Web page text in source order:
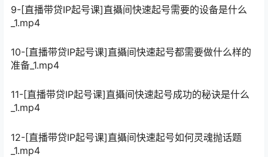
9-[直播带贷IP起号课]直攝间快速起号需要的设备是什么
_1.mp4
10-[直播带贷IP起号课]直攝间快速起号都需要做什么样的
准备_1.mp4
11-[直播带贷IP起号课]直攝间快速起号成功的秘诀是什么
_1.mp4
12-[直播带贷IP起号课]直攝间快速起号如何灵魂抛话题
_1.mp4